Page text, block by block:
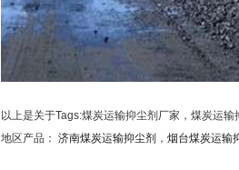
以上是关于Tags:煤炭运输抑尘剂厂家，煤炭运
地区产品： 济南煤炭运输抑尘剂 ， 烟台煤炭运输